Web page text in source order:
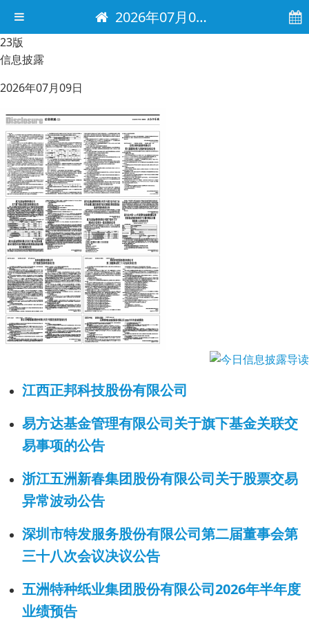
2026年07月09日 电子报
23版
信息披露
2026年07月09日
江西正邦科技股份有限公司
易方达基金管理有限公司关于旗下基金关联交
易事项的公告
浙江五洲新春集团股份有限公司关于股票交易
异常波动公告
深圳市特发服务股份有限公司第二届董事会第
三十八次会议决议公告
五洲特种纸业集团股份有限公司2026年半年度
业绩预告